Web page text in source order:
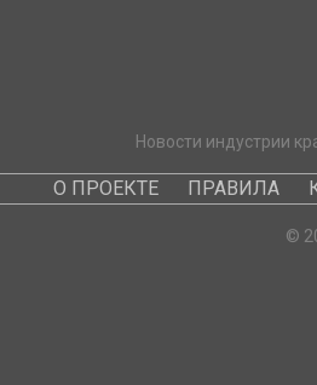
Новости индустрии
О ПРОЕКТЕ ПРАВИЛА
©